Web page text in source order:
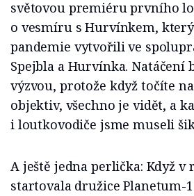
světovou premiéru prvního
o vesmíru s Hurvínkem,
pandemie vytvořili ve
Spejbla a Hurvínka. Natáčení
výzvou, protože když točíte
objektiv, všechno je vidět, a
i loutkovodiče jsme museli
A ještě jedna perlička: Když v
startovala družice Planetum-